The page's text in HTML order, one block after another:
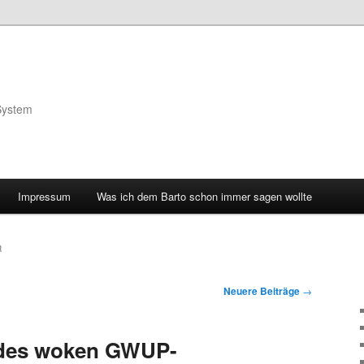
Impressum Was ich dem Barto schon immer sagen wollte
Neuere Beiträge →
woken GWUP-